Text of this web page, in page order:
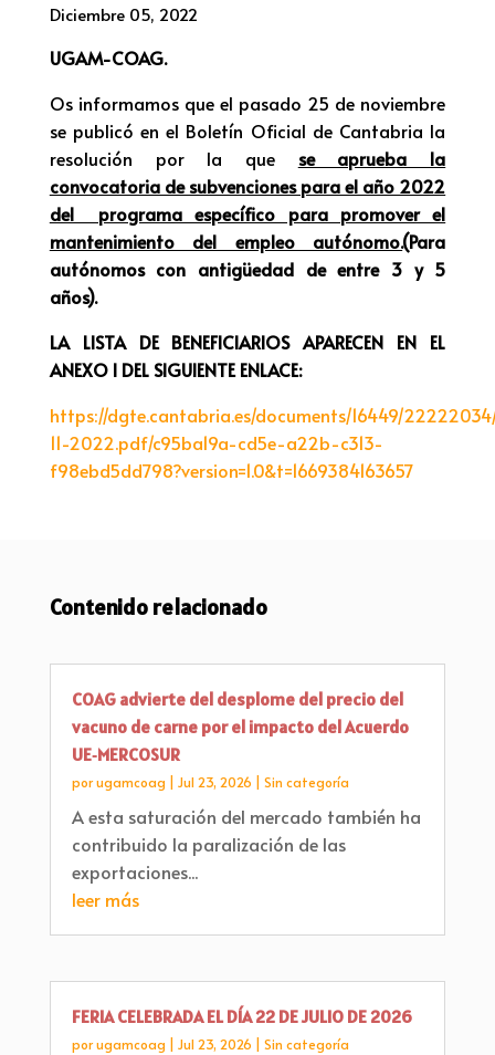
Diciembre 05, 2022
UGAM-COAG.
Os informamos que el pasado 25 de noviembre
se publicó en el Boletín Oficial de Cantabria la
resolución por la que se aprueba la
convocatoria de subvenciones para el año 2022
del programa específico para promover el
mantenimiento del empleo autónomo.(Para
autónomos con antigüedad de entre 3 y 5
años).
LA LISTA DE BENEFICIARIOS APARECEN EN EL
ANEXO I DEL SIGUIENTE ENLACE:
https://dgte.cantabria.es/documents/16449/22222034/
11-2022.pdf/c95ba19a-cd5e-a22b-c313-
f98ebd5dd798?version=1.0&t=1669384163657
Contenido relacionado
COAG advierte del desplome del precio del
vacuno de carne por el impacto del Acuerdo
UE‑MERCOSUR
porugamcoag Jul 23, 2026 Sin categoría
A esta saturación del mercado también ha
contribuido la paralización de las
exportaciones...
leer más
FERIA CELEBRADA EL DÍA 22 DE JULIO DE 2026
porugamcoag Jul 23, 2026 Sin categoría